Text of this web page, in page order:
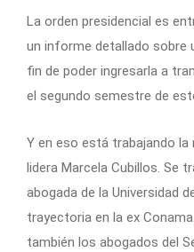
La orden presidencial es
un informe detallado sobre
fin de poder ingresarla a
el segundo semestre de
Y en eso está trabajando
lidera Marcela Cubillos. Se
abogada de la Universidad
trayectoria en la ex
también los abogados del